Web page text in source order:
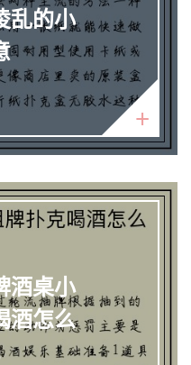
乱的小
酒桌小
酒怎么